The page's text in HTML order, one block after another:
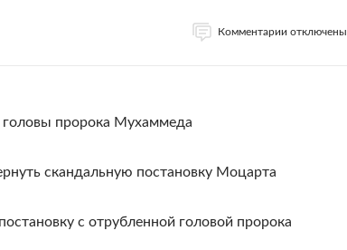
Комментарии отключены
пророка Мухаммеда
скандальную постановку Моцарта
с отрубленной головой пророка